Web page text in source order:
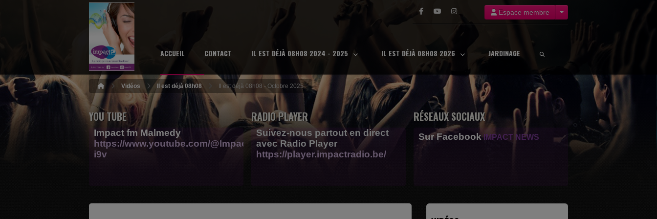
Espace membre
ACCUEIL CONTACT IL EST DÉJÀ 08H08 2024 - 2025 IL EST DÉJÀ 08H08 2026 JARDINAGE
Vidéos Il est déjà 08h08 Il est déjà 08h08 - Octobre 2025
YOU TUBE
Impact fm Malmedy
https://www.youtube.com/@Impactfm-
i9v
RADIO PLAYER
Suivez-nous partout en direct
avec Radio Player
https://player.impactradio.be/
RÉSEAUX SOCIAUX
Sur Facebook IMPACT NEWS